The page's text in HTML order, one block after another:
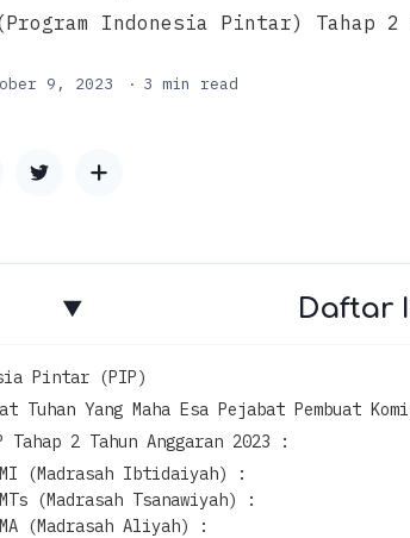
Indonesia Pintar) Tahap 2
3 min read
Daftar
Pintar (PIP)
Tuhan Yang Maha Esa Pejabat Pembuat
Tahap 2 Tahun Anggaran 2023 :
(Madrasah Ibtidaiyah) :
(Madrasah Tsanawiyah) :
(Madrasah Aliyah) :